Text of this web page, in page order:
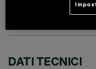
DATI TECNICI